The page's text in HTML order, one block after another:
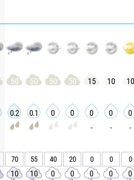
50 50 50 50 15 10 10
0.2 0.1 0 0 0 0 0
- - -
70 55 40 20 0 0 0
10 10 0 0 0 0 0